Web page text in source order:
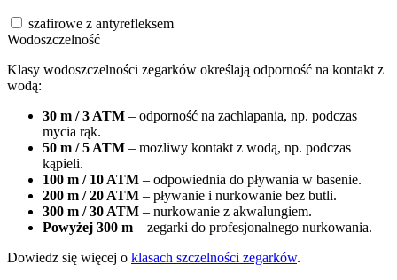
szafirowe z antyrefleksem
Wodoszczelność
Klasy wodoszczelności zegarków określają odporność na kontakt z
wodą:
30 m / 3 ATM – odporność na zachlapania, np. podczas
mycia rąk.
50 m / 5 ATM – możliwy kontakt z wodą, np. podczas
kąpieli.
100 m / 10 ATM – odpowiednia do pływania w basenie.
200 m / 20 ATM – pływanie i nurkowanie bez butli.
300 m / 30 ATM – nurkowanie z akwalungiem.
Powyżej 300 m – zegarki do profesjonalnego nurkowania.
Dowiedz się więcej o klasach szczelności zegarków.